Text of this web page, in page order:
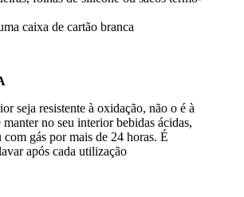
caixa de cartão branca
seja resistente à oxidação, não o é à
no seu interior bebidas ácidas,
com gás por mais de 24 horas. É
após cada utilização